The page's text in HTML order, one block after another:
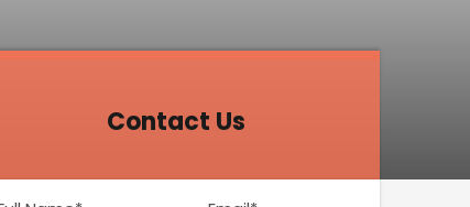
Contact Us